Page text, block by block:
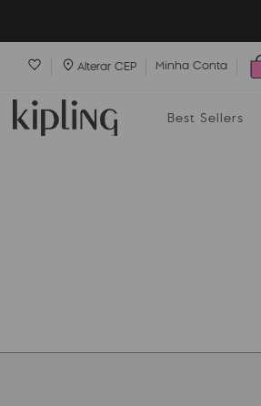
Alterar CEP Minha Conta
Best Sellers